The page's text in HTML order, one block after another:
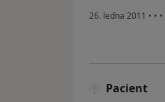
26. ledna 2011 • • •
Pacient